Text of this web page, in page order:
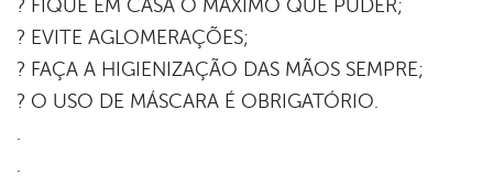
? FIQUE EM CASA O MÁXIMO QUE PUDER;
? EVITE AGLOMERAÇÕES;
? FAÇA A HIGIENIZAÇÃO DAS MÃOS SEMPRE;
? O USO DE MÁSCARA É OBRIGATÓRIO.
.
.